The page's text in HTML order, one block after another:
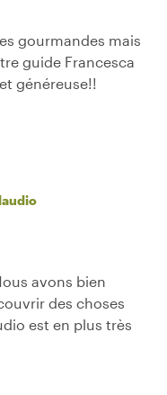
gourmandes mais
guide Francesca
généreuse!!
avons bien
des choses
est en plus très